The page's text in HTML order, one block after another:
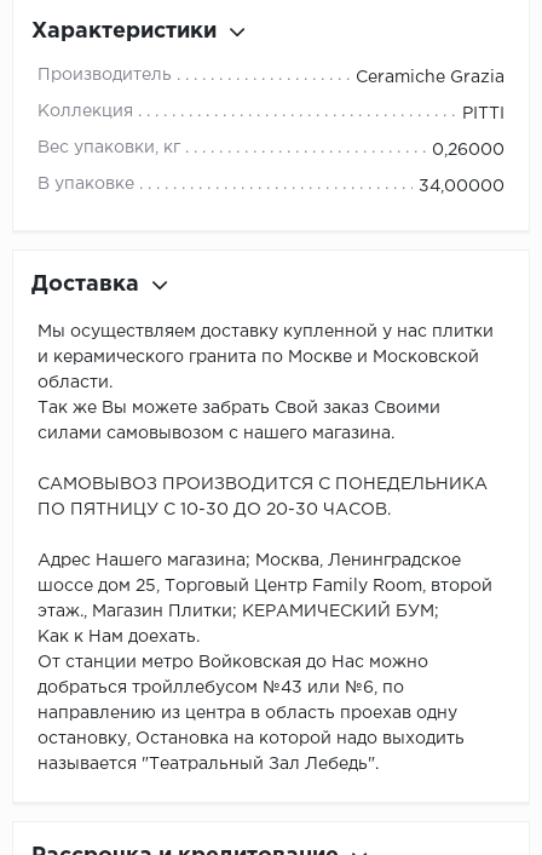
Характеристики
Производитель Ceramiche Grazia
Коллекция PITTI
Вес упаковки, кг 0,26000
В упаковке 34,00000
Доставка
Мы осуществляем доставку купленной у нас плитки
и керамического гранита по Москве и Московской
области.
Так же Вы можете забрать Свой заказ Своими
силами самовывозом с нашего магазина.
САМОВЫВОЗ ПРОИЗВОДИТСЯ С ПОНЕДЕЛЬНИКА
ПО ПЯТНИЦУ С 10-30 ДО 20-30 ЧАСОВ.
Адрес Нашего магазина; Москва, Ленинградское
шоссе дом 25, Торговый Центр Family Room, второй
этаж., Магазин Плитки; КЕРАМИЧЕСКИЙ БУМ;
Как к Нам доехать.
От станции метро Войковская до Нас можно
добраться тройллебусом №43 или №6, по
направлению из центра в область проехав одну
остановку, Остановка на которой надо выходить
называется "Театральный Зал Лебедь".